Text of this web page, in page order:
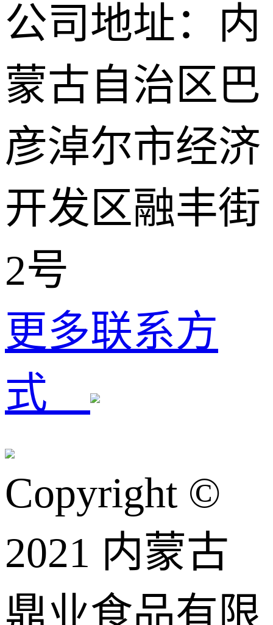
公司地址：内
蒙古自治区巴
彦淖尔市经济
开发区融丰街
2号
更多联系方
式
Copyright ©️
2021 内蒙古
鼎业食品有限